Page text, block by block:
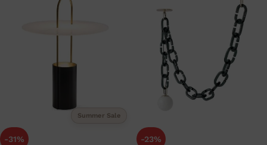
Summer Sale
-31% -23%